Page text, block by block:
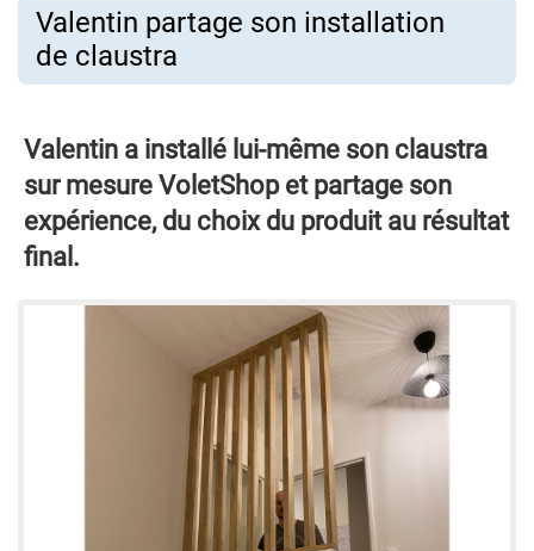
Valentin partage son installation
de claustra
Valentin a installé lui-même son claustra
sur mesure VoletShop et partage son
expérience, du choix du produit au résultat
final.